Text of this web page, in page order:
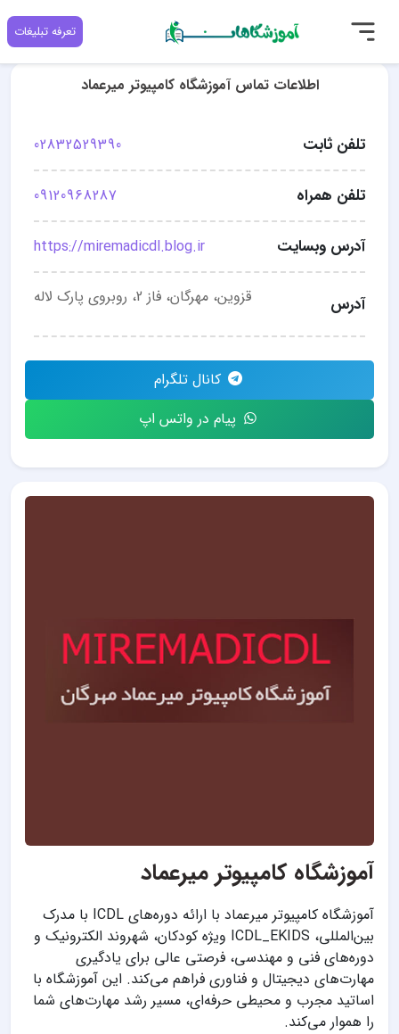
تعرفه تبلیغات
آموزشگاه کامپیوتر میرعماد
آموزشگاه کامپیوتر میرعماد با ارائه دوره‌های ICDL با مدرک
بین‌المللی، ICDL_EKIDS ویژه کودکان، شهروند الکترونیک و
دوره‌های فنی و مهندسی، فرصتی عالی برای یادگیری
مهارت‌های دیجیتال و فناوری فراهم می‌کند. این آموزشگاه با
اساتید مجرب و محیطی حرفه‌ای، مسیر رشد مهارت‌های شما
را هموار می‌کند.
اطلاعات تماس آموزشگاه کامپیوتر میرعماد
تلفن ثابت 02832529390
تلفن همراه 09120968287
آدرس وبسایت https://miremadicdl.blog.ir
آدرس قزوین، مهرگان، فاز 2، روبروی پارک لاله
کانال تلگرام
پیام در واتس اپ